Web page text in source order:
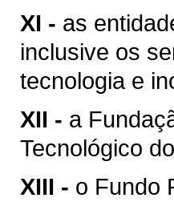
XI - as
inclusive os
tecnologia e
XII - a
Tecnológico
XIII - o Fundo